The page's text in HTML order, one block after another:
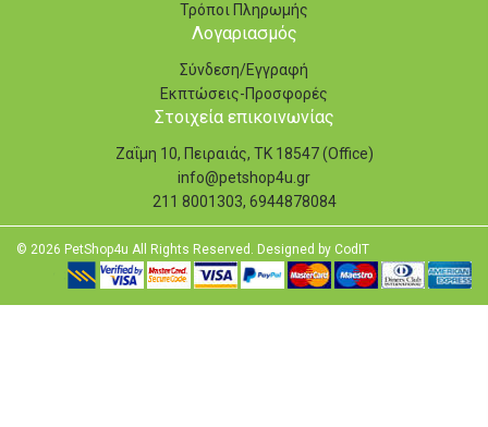
Τρόποι Πληρωμής
Λογαριασμός
Σύνδεση/Εγγραφή
Εκπτώσεις-Προσφορές
Στοιχεία επικοινωνίας
Ζαΐμη 10, Πειραιάς, ΤΚ 18547 (Office)
info@petshop4u.gr
211 8001303, 6944878084
© 2026 PetShop4u All Rights Reserved. Designed by CodIT